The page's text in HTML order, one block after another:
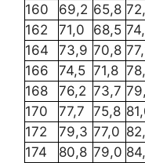
160
69,2 65,8
162
71,0 68,5
164
73,9 70,8
166
74,5 71,8
168
76,2 73,7
170
77,7 75,8
172
79,3 77,0
174
80,8 79,0